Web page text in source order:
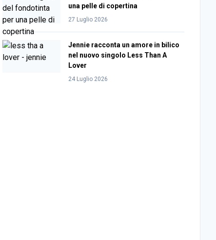
una pelle di copertina
27 Luglio 2026
Jennie racconta un amore in bilico
nel nuovo singolo Less Than A
Lover
24 Luglio 2026